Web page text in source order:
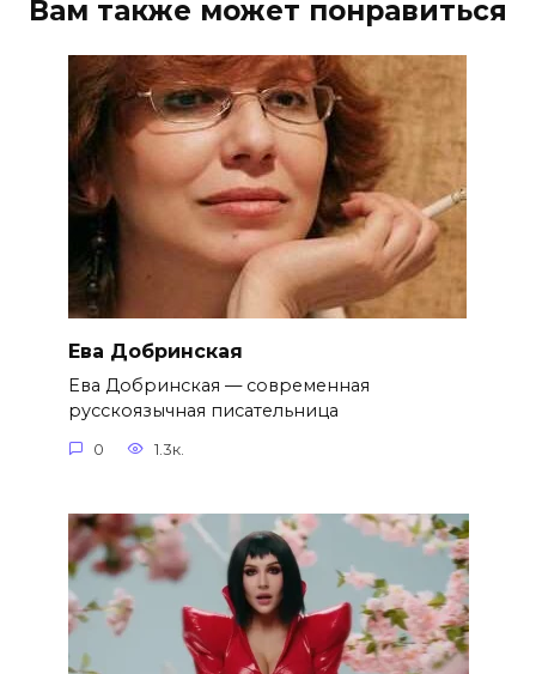
Вам также может понравиться
Ева Добринская
Ева Добринская — современная
русскоязычная писательница
0 1.3к.